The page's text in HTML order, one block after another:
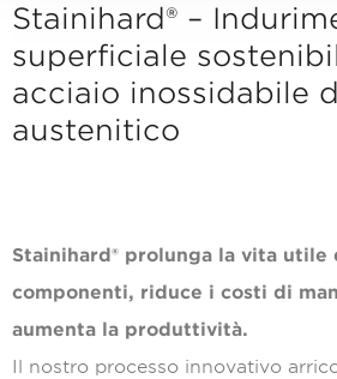
Stainihard® –
superficiale
acciaio inossidabile
austenitico
Stainihard® prolunga la vita utile
componenti, riduce i costi di
aumenta la produttività.
Il nostro processo innovativo